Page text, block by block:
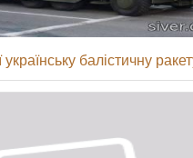
балістичну